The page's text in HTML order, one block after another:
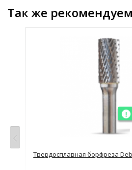
Так же рекомендуем
Твердосплавная борфреза